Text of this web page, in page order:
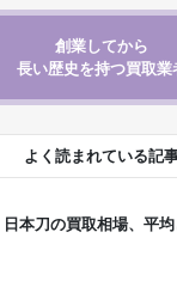
創業してから
長い歴史を持つ買取業
よく読まれている記
日本刀の買取相場、平